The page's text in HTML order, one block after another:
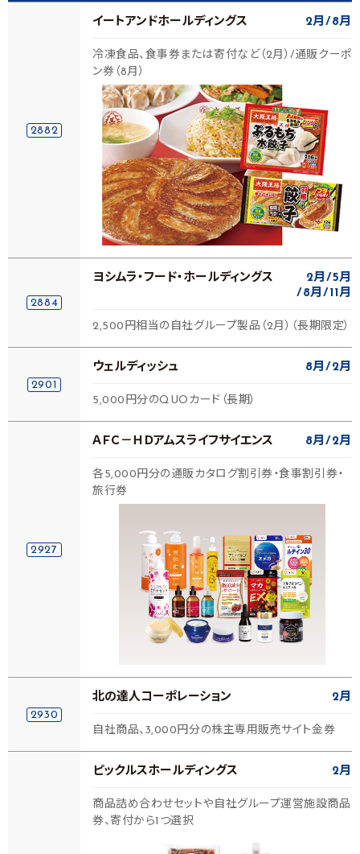
2882
イートアンドホールディングス 2月 8月
冷凍食品、食事券または寄付など（2月）/通販クーポ
ン券（8月）
2884
ヨシムラ・フード・ホールディングス 2月
5月
8月
11月
2,500円相当の自社グループ製品（2月）（長期限定）
2901
ウェルディッシュ 8月 2月
5,000円分のQUOカード（長期）
2927
ＡＦＣ－ＨＤアムスライフサイエンス 8月 2月
各5,000円分の通販カタログ割引券・食事割引券・
旅行券
2930
北の達人コーポレーション 2月
自社商品、3,000円分の株主専用販売サイト金券
ピックルスホールディングス 2月
商品詰め合わせセットや自社グループ運営施設商品
券、寄付から1つ選択